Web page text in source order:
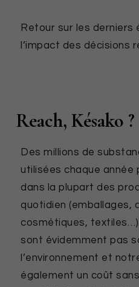
Retour sur les derniers
l’impact des décisions
Reach, Késako ?
Des millions de
utilisées chaque année
dans la plupart des
quotidien (emballages,
cosmétiques,
sont évidemment pas
l’environnement et
également un coût